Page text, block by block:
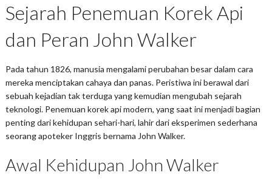
Sejarah Penemuan Korek Api
dan Peran John Walker
Pada tahun 1826, manusia mengalami perubahan besar dalam cara
mereka menciptakan cahaya dan panas. Peristiwa ini berawal dari
sebuah kejadian tak terduga yang kemudian mengubah sejarah
teknologi. Penemuan korek api modern, yang saat ini menjadi bagian
penting dari kehidupan sehari-hari, lahir dari eksperimen sederhana
seorang apoteker Inggris bernama John Walker.
Awal Kehidupan John Walker